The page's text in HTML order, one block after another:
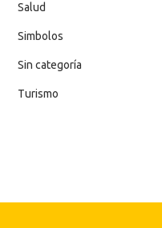
Salud
Simbolos
Sin categoría
Turismo